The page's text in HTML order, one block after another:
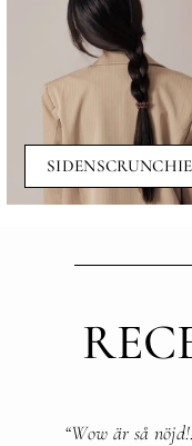
“Wow är så